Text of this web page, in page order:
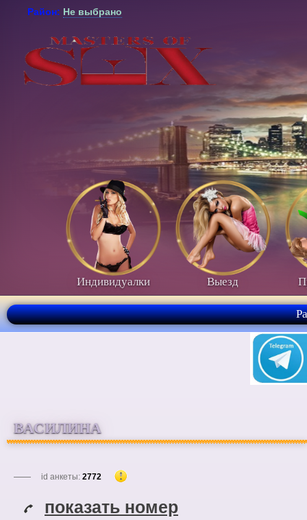
Район: Не выбрано
Индивидуалки Выезд
ВАСИЛИНА
id анкеты: 2772
показать номер